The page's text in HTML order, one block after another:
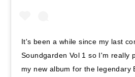
It's been a while since my last
Soundgarden Vol 1 so I'm really
my new album for the legendary